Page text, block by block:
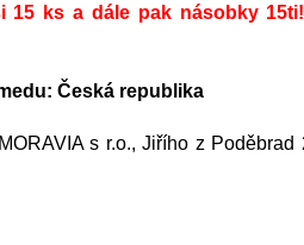
15 ks a dále pak násobky 15ti!
Česká republika
s r.o., Jiřího z